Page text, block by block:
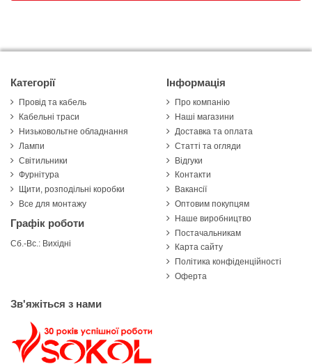
Категорії
Провід та кабель
Кабельні траси
Низьковольтне обладнання
Лампи
Світильники
Фурнітура
Щити, розподільні коробки
Все для монтажу
Графік роботи
Сб.-Вс.: Вихідні
Інформація
Про компанію
Наші магазини
Доставка та оплата
Статті та огляди
Відгуки
Контакти
Вакансії
Оптовим покупцям
Наше виробництво
Постачальникам
Карта сайту
Політика конфіденційності
Оферта
Зв'яжіться з нами